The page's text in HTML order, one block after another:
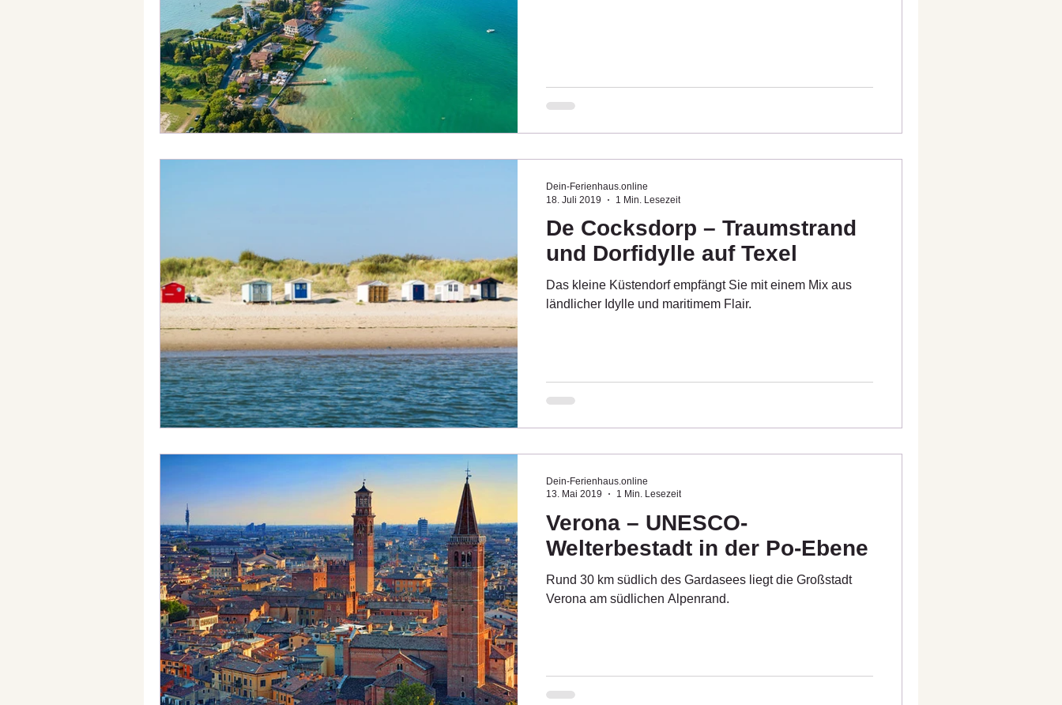
De Cocksdorp – Traumstrand
und Dorfidylle auf Texel
Das kleine Küstendorf empfängt Sie mit einem Mix aus
ländlicher Idylle und maritimem Flair.
Dein-Ferienhaus.online
18. Juli 2019
1 Min. Lesezeit
Verona – UNESCO-
Welterbestadt in der Po-Ebene
Rund 30 km südlich des Gardasees liegt die Großstadt
Verona am südlichen Alpenrand.
Dein-Ferienhaus.online
13. Mai 2019
1 Min. Lesezeit